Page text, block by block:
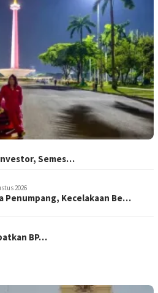
Semes…
2026
Penumpang, Kecelakaan Be…
BP…